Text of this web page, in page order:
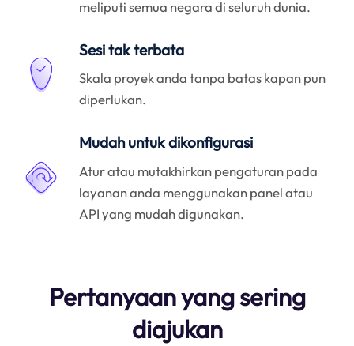
meliputi semua negara di seluruh dunia.
Sesi tak terbata
Skala proyek anda tanpa batas kapan pun
diperlukan.
Mudah untuk dikonfigurasi
Atur atau mutakhirkan pengaturan pada
layanan anda menggunakan panel atau
API yang mudah digunakan.
Pertanyaan yang sering
diajukan